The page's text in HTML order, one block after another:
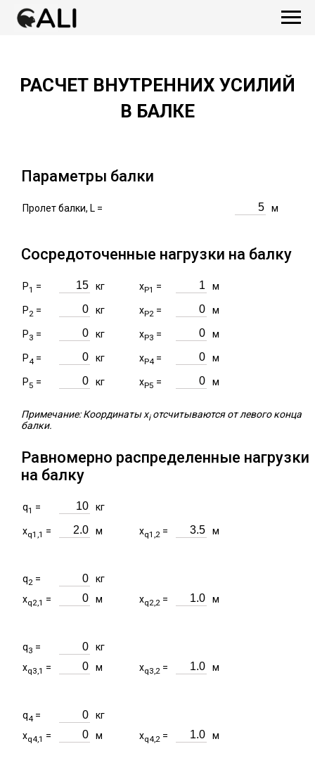
РАСЧЕТ ВНУТРЕННИХ УСИЛИЙ
В БАЛКЕ
Параметры балки
Пролет балки, L = м
Сосредоточенные нагрузки на балку
P1 = кг xP1 = м
P2 = кг xP2 = м
P3 = кг xP3 = м
P4 = кг xP4 = м
P5 = кг xP5 = м
Примечание: Координаты xiотсчитываются от левого конца
балки.
Равномерно распределенные нагрузки
на балку
q1 = кг
xq1,1 = м xq1,2 = м
q2 =
кг
xq2,1 = м xq2,2 = м
q3 =
кг
xq3,1 = м xq3,2 = м
q4 =
кг
xq4,1 = м xq4,2 = м